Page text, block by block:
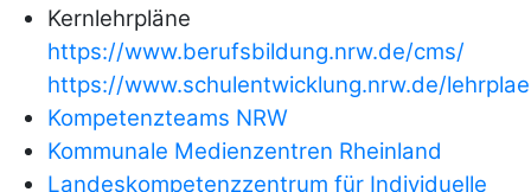
Kernlehrpläne
https://www.berufsbildung.nrw.de/cms/
https://www.schulentwicklung.nrw.de/
Kompetenzteams NRW
Kommunale Medienzentren Rheinland
Landeskompetenzzentrum für Individuelle